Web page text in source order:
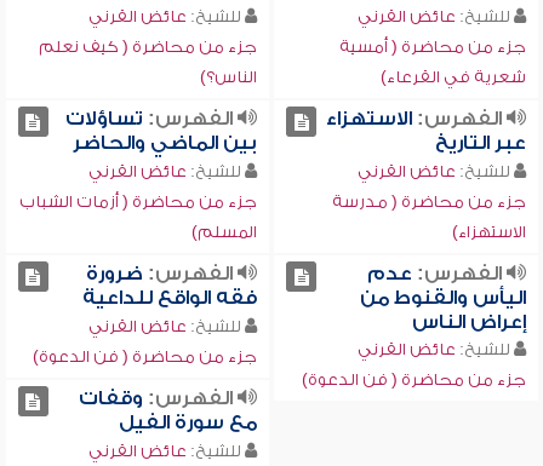
للشيخ: عائض القرني
جزء من محاضرة ( أمسية
شعرية في القرعاء)
للشيخ: عائض القرني
جزء من محاضرة ( كيف نعلم
الناس؟)
الفهرس:الاستهزاء
عبر التاريخ
للشيخ: عائض القرني
جزء من محاضرة ( مدرسة
الاستهزاء)
الفهرس: تساؤلات
بين الماضي والحاضر
للشيخ: عائض القرني
جزء من محاضرة ( أزمات الشباب
المسلم)
الفهرس: عدم
اليأس والقنوط من
إعراض الناس
للشيخ: عائض القرني
جزء من محاضرة ( فن الدعوة)
الفهرس: ضرورة
فقه الواقع للداعية
للشيخ: عائض القرني
جزء من محاضرة ( فن الدعوة)
الفهرس: وقفات
مع سورة الفيل
للشيخ: عائض القرني